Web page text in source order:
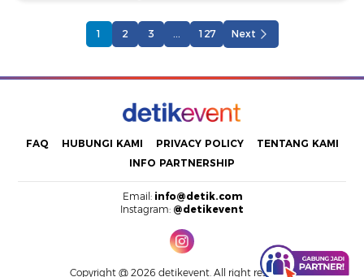
1 2 3 ... 127 Next
FAQ HUBUNGI KAMI PRIVACY POLICY
TENTANG KAMI
INFO PARTNERSHIP
Email: info@detik.com
Instagram: @detikevent
Copyright @ 2026 detikevent. All right reserved.